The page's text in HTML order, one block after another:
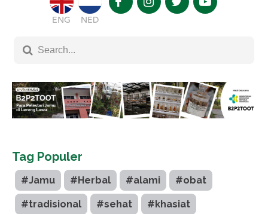
ENG NED
Tag Populer
#Jamu #Herbal #alami #obat
#tradisional #sehat #khasiat